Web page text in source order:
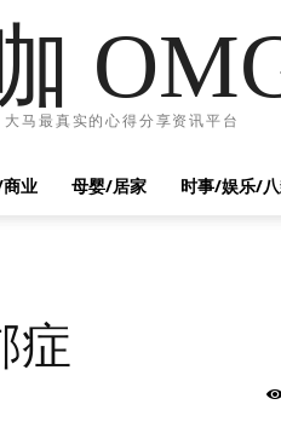
大马最真实的心得分享资讯平台
业 母婴/居家 时事/娱乐/
症